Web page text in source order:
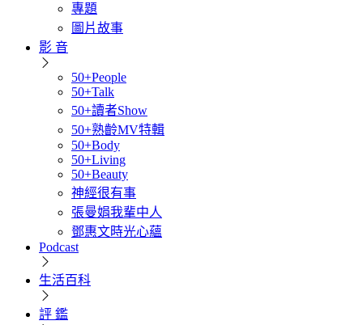
專題
圖片故事
影 音
50+People
50+Talk
50+讀者Show
50+熟齡MV特輯
50+Body
50+Living
50+Beauty
神經很有事
張曼娟我輩中人
鄧惠文時光心蘊
Podcast
生活百科
評 鑑